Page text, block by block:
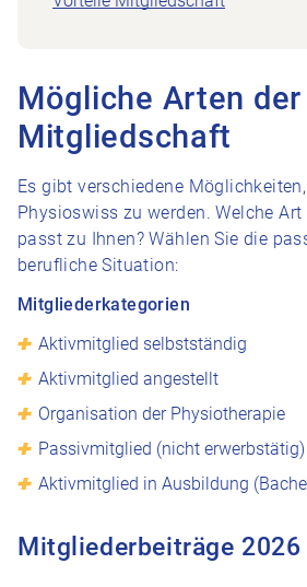
Mögliche Arten der
Mitgliedschaft
Es gibt verschiedene
Physioswiss zu werden. Welche
passt zu Ihnen? Wählen Sie die
berufliche Situation:
Mitgliederkategorien
Aktivmitglied selbstständig
Aktivmitglied angestellt
Organisation der Physiotherapie
Passivmitglied (nicht erwerbstätig)
Aktivmitglied in Ausbildung
Mitgliederbeiträge 2026